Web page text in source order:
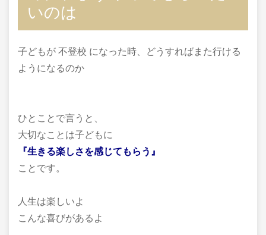
いのは
子どもが 不登校 になった時、どうすればまた行ける
ようになるのか
ひとことで言うと、
大切なことは子どもに
『生きる楽しさを感じてもらう』
ことです。
人生は楽しいよ
こんな喜びがあるよ